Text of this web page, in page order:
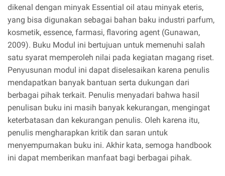
dikenal dengan minyak Essential oil atau minyak eteris,
yang bisa digunakan sebagai bahan baku industri parfum,
kosmetik, essence, farmasi, flavoring agent (Gunawan,
2009). Buku Modul ini bertujuan untuk memenuhi salah
satu syarat memperoleh nilai pada kegiatan magang riset.
Penyusunan modul ini dapat diselesaikan karena penulis
mendapatkan banyak bantuan serta dukungan dari
berbagai pihak terkait. Penulis menyadari bahwa hasil
penulisan buku ini masih banyak kekurangan, mengingat
keterbatasan dan kekurangan penulis. Oleh karena itu,
penulis mengharapkan kritik dan saran untuk
menyempurnakan buku ini. Akhir kata, semoga handbook
ini dapat memberikan manfaat bagi berbagai pihak.